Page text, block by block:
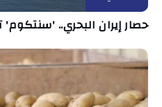
حصار إيران البحري..